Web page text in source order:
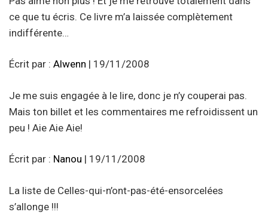
ce que tu écris. Ce livre m’a laissée complètement
indifférente…
Écrit par : Alwenn | 19/11/2008
Je me suis engagée à le lire, donc je n’y couperai pas.
Mais ton billet et les commentaires me refroidissent un
peu ! Aie Aie Aie!
Écrit par : Nanou | 19/11/2008
La liste de Celles-qui-n’ont-pas-été-ensorcelées
s’allonge !!!